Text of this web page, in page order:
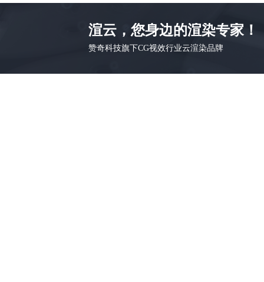
渲云，您身边的渲染专家！
赞奇科技旗下CG视效行业云渲染品牌